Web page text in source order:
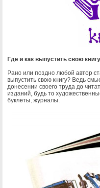
Магазин полиграфических
Автобиографии
Авторефераты
Альбомы
Альманахи
Билеты
Биографии
Блокноты
Где и как выпустить свою
Рано или поздно любой автор
выпустить свою книгу? Ведь
донесении своего труда до
изданий, будь то
буклеты, журналы.
9
0